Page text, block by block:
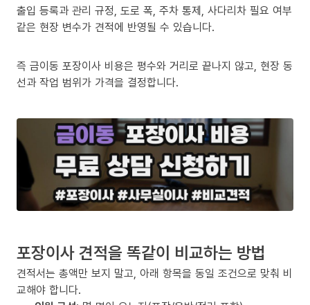
출입 등록과 관리 규정, 도로 폭, 주차 통제, 사다리차 필요 여부
같은 현장 변수가 견적에 반영될 수 있습니다.
즉 금이동 포장이사 비용은 평수와 거리로 끝나지 않고, 현장 동
선과 작업 범위가 가격을 결정합니다.
포장이사 견적을 똑같이 비교하는 방법
견적서는 총액만 보지 말고, 아래 항목을 동일 조건으로 맞춰 비
교해야 합니다.